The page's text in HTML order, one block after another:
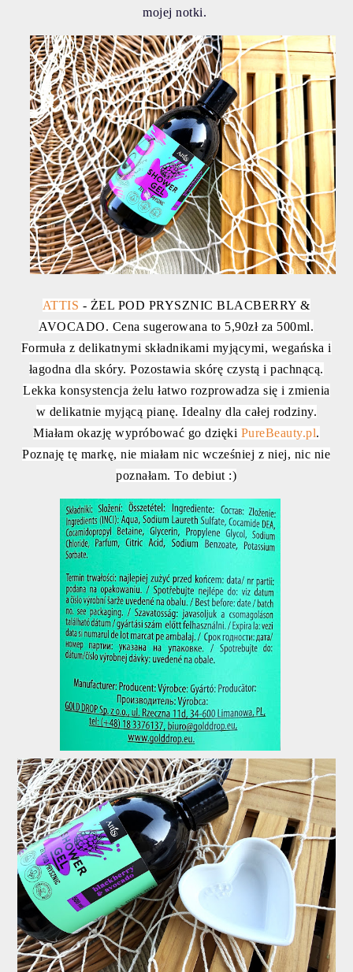
mojej notki.
ATTIS - ŻEL POD PRYSZNIC BLACBERRY &
AVOCADO. Cena sugerowana to 5,90zł za 500ml.
Formuła z delikatnymi składnikami myjącymi, wegańska i
łagodna dla skóry. Pozostawia skórę czystą i pachnącą.
Lekka konsystencja żelu łatwo rozprowadza się i zmienia
w delikatnie myjącą pianę. Idealny dla całej rodziny.
Miałam okazję wypróbować go dzięki PureBeauty.pl.
Poznaję tę markę, nie miałam nic wcześniej z niej, nic nie
poznałam. To debiut :)